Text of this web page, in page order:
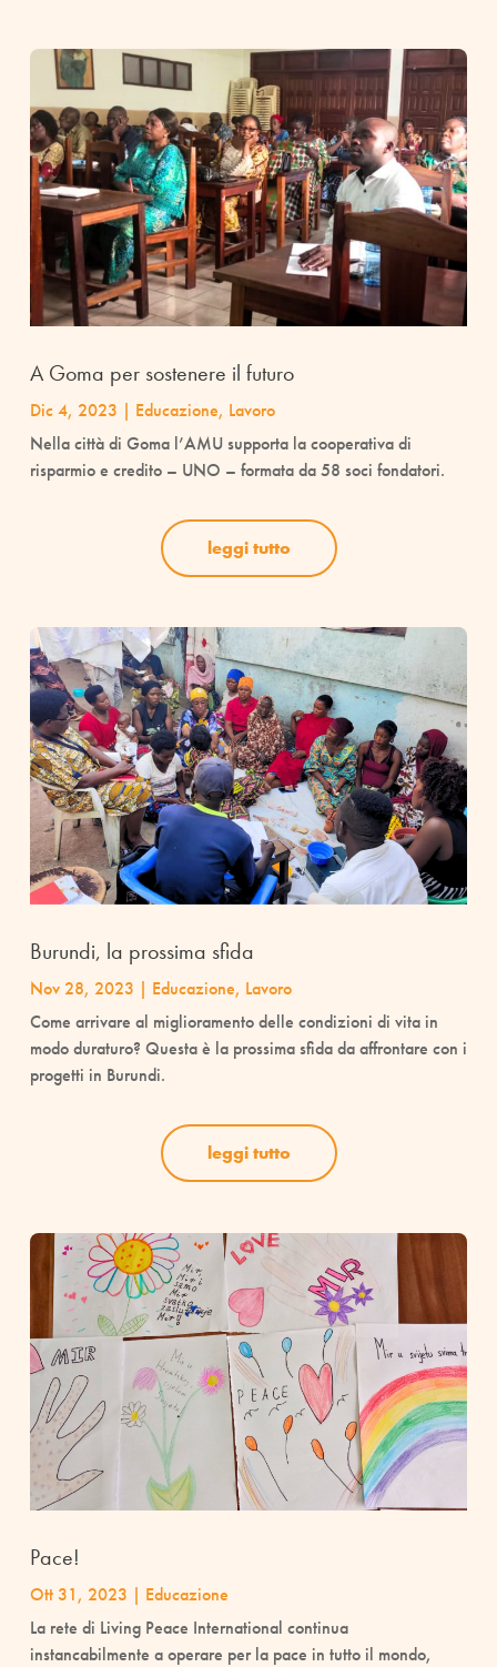
A Goma per sostenere il futuro
Dic 4, 2023 | Educazione, Lavoro
Nella città di Goma l’AMU supporta la cooperativa di
risparmio e credito – UNO – formata da 58 soci fondatori.
leggi tutto
Burundi, la prossima sfida
Nov 28, 2023 | Educazione, Lavoro
Come arrivare al miglioramento delle condizioni di vita in
modo duraturo? Questa è la prossima sfida da affrontare con i
progetti in Burundi.
leggi tutto
Pace!
Ott 31, 2023 | Educazione
La rete di Living Peace International continua
instancabilmente a operare per la pace in tutto il mondo,